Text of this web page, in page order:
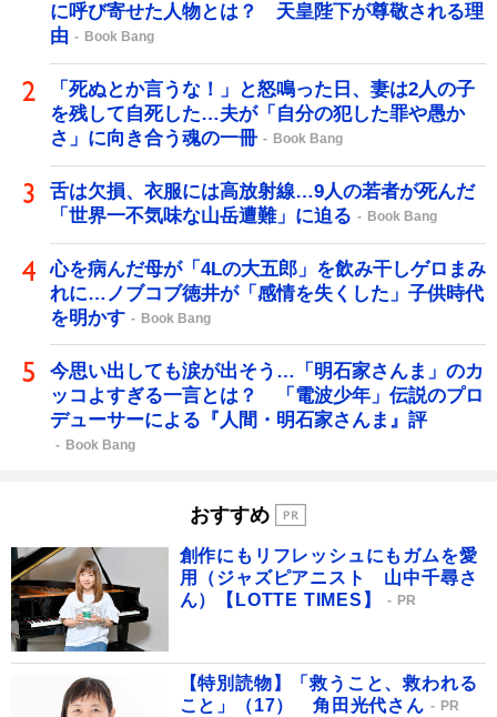
に呼び寄せた人物とは？ 天皇陛下が尊敬される理
由
Book Bang
「死ぬとか言うな！」と怒鳴った日、妻は2人の子
を残して自死した…夫が「自分の犯した罪や愚か
さ」に向き合う魂の一冊
Book Bang
舌は欠損、衣服には高放射線…9人の若者が死んだ
「世界一不気味な山岳遭難」に迫る
Book Bang
心を病んだ母が「4Lの大五郎」を飲み干しゲロまみ
れに…ノブコブ徳井が「感情を失くした」子供時代
を明かす
Book Bang
今思い出しても涙が出そう…「明石家さんま」のカ
ッコよすぎる一言とは？ 「電波少年」伝説のプロ
デューサーによる『人間・明石家さんま』評
Book Bang
おすすめ
創作にもリフレッシュにもガムを愛
用（ジャズピアニスト 山中千尋さ
ん）【LOTTE TIMES】
PR
【特別読物】「救うこと、救われる
こと」（17） 角田光代さん
PR